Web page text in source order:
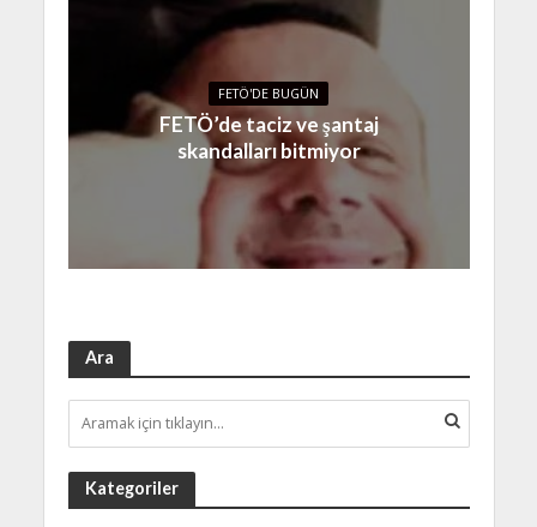
FETÖ'DE BUGÜN
FETÖ’de taciz ve şantaj
skandalları bitmiyor
Ara
Kategoriler